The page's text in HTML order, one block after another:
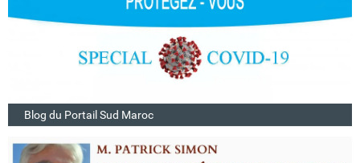
Blog du Portail Sud Maroc